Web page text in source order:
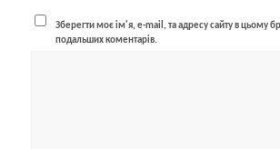
Зберегти моє ім'я, e-mail, та адресу сайту в цьому
подальших коментарів.